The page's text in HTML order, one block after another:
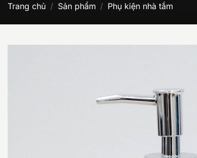
Trang chủ / Sản phẩm / Phụ kiện nhà tắm